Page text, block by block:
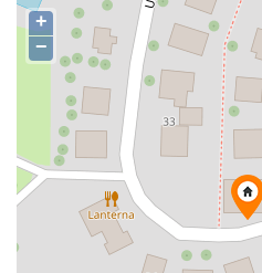
+
−